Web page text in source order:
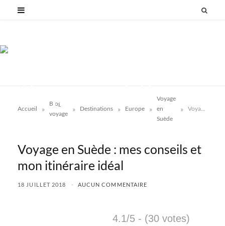
Accueil »
Blog
voyage
» Destinations » Europe »
Voyage
en
Suède
» Voyage en Suède : mes conseils et mon itinéraire idéal
Voyage en Suède : mes conseils et
mon itinéraire idéal
18 JUILLET 2018 AUCUN COMMENTAIRE
4.1/5 - (30 votes)